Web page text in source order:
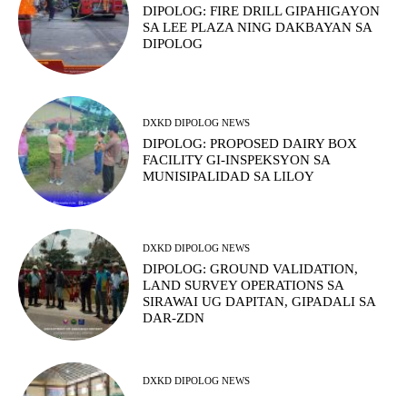
DIPOLOG: FIRE DRILL GIPAHIGAYON
SA LEE PLAZA NING DAKBAYAN SA
DIPOLOG
DXKD DIPOLOG NEWS
DIPOLOG: PROPOSED DAIRY BOX
FACILITY GI-INSPEKSYON SA
MUNISIPALIDAD SA LILOY
DXKD DIPOLOG NEWS
DIPOLOG: GROUND VALIDATION,
LAND SURVEY OPERATIONS SA
SIRAWAI UG DAPITAN, GIPADALI SA
DAR-ZDN
DXKD DIPOLOG NEWS